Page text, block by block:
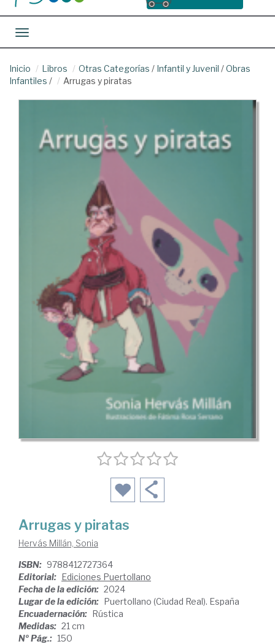
Toggle navigation
Inicio Libros Otras Categorías / Infantil y Juvenil /Obras
Infantiles / Arrugas y piratas
Arrugas y piratas
Hervás Millán, Sonia
ISBN: 9788412727364
Editorial: Ediciones Puertollano
Fecha de la edición: 2024
Lugar de la edición: Puertollano (Ciudad Real). España
Encuadernación: Rústica
Medidas: 21 cm
Nº Pág.: 150